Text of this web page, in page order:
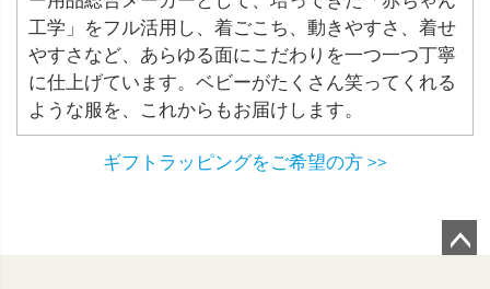
工学」をフル活用し、着ごこち、動きやすさ、着せ
やすさなど、あらゆる面にこだわりを一つ一つ丁寧
に仕上げています。ベビーがたくさん笑ってくれる
ような服を、これからもお届けします。
ギフトラッピングをご希望の方 >>